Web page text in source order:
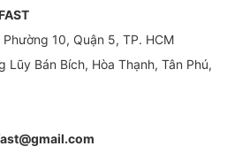
Phường 10, Quận 5, TP. HCM
Bán Bích, Hòa Thạnh, Tân Phú,